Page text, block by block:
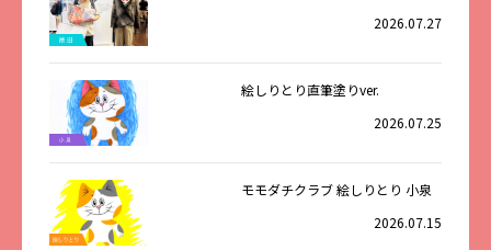
2026.07.27
絵しりとり直筆塗りver.
2026.07.25
モモダチクラブ 絵しりとり 小泉
2026.07.15